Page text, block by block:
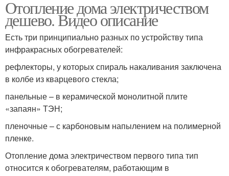
Отопление дома электричеством
дешево. Видео описание
Есть три принципиально разных по устройству типа
инфракрасных обогревателей:
рефлекторы, у которых спираль накаливания заключена
в колбе из кварцевого стекла;
панельные – в керамической монолитной плите
«запаян» ТЭН;
пленочные – с карбоновым напылением на полимерной
пленке.
Отопление дома электричеством первого типа тип
относится к обогревателям, работающим в